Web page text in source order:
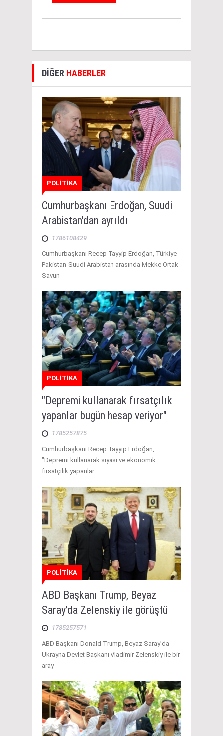
DİĞER HABERLER
POLİTİKA
Cumhurbaşkanı Erdoğan, Suudi
Arabistan'dan ayrıldı
1786108429
Cumhurbaşkanı Recep Tayyip Erdoğan, Türkiye-
Pakistan-Suudi Arabistan arasında Mekke Ortak
Savun
POLİTİKA
"Depremi kullanarak fırsatçılık
yapanlar bugün hesap veriyor"
1785257875
Cumhurbaşkanı Recep Tayyip Erdoğan,
"Depremi kullanarak siyasi ve ekonomik
fırsatçılık yapanlar
POLİTİKA
ABD Başkanı Trump, Beyaz
Saray’da Zelenskiy ile görüştü
1785257571
ABD Başkanı Donald Trump, Beyaz Saray’da
Ukrayna Devlet Başkanı Vladimir Zelenskiy ile bir
aray